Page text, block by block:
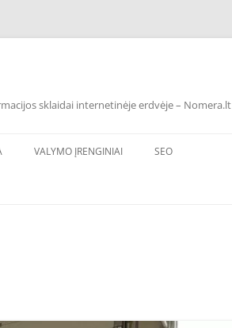
sklaidai internetinėje erdvėje – Nomera.lt
VALYMO ĮRENGINIAI SEO